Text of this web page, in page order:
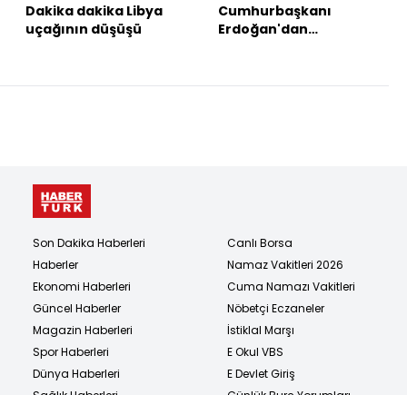
Dakika dakika Libya
uçağının düşüşü
Cumhurbaşkanı
Erdoğan'dan
Son Dakika Haberleri
Haberler
Ekonomi Haberleri
Güncel Haberler
Magazin Haberleri
Spor Haberleri
Dünya Haberleri
Canlı Borsa
Namaz Vakitleri 2026
Cuma Namazı Vakitleri
Nöbetçi Eczaneler
İstiklal Marşı
E Okul VBS
E Devlet Giriş